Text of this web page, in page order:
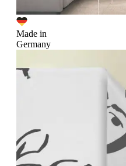
Made in
Germany